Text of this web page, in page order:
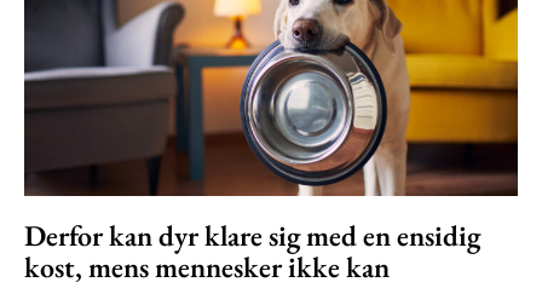
Subscription Plans
Free limited access
Derfor kan dyr klare sig med en ensidig
kost, mens mennesker ikke kan